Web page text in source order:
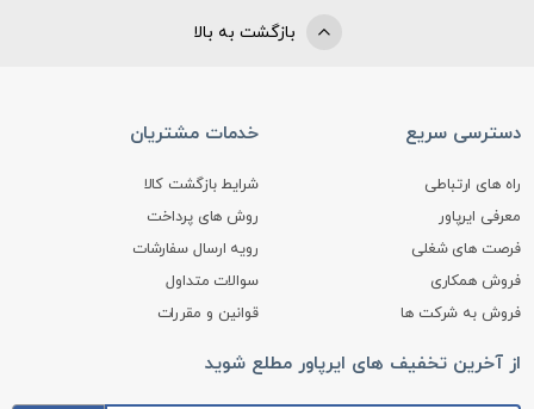
بازگشت به بالا
دسترسی سریع
راه های ارتباطی
معرفی ایرپاور
فرصت های شغلی
فروش همکاری
فروش به شرکت ها
خدمات مشتریان
شرایط بازگشت کالا
روش های پرداخت
رویه ارسال سفارشات
سوالات متداول
قوانین و مقررات
از آخرین تخفیف های ایرپاور مطلع شوید